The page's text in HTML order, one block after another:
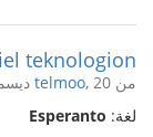
teknologion
من telmoo, 20 ديسمبر، 2025
لغة: Esperanto